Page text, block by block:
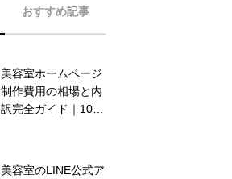
おすすめ記事
美容室ホームページ
制作費用の相場と内
訳完全ガイド｜10万
美容室のLINE公式ア
美容室LINEのあいさ
つメッセージで失敗
しない型
美容室の失客防止に